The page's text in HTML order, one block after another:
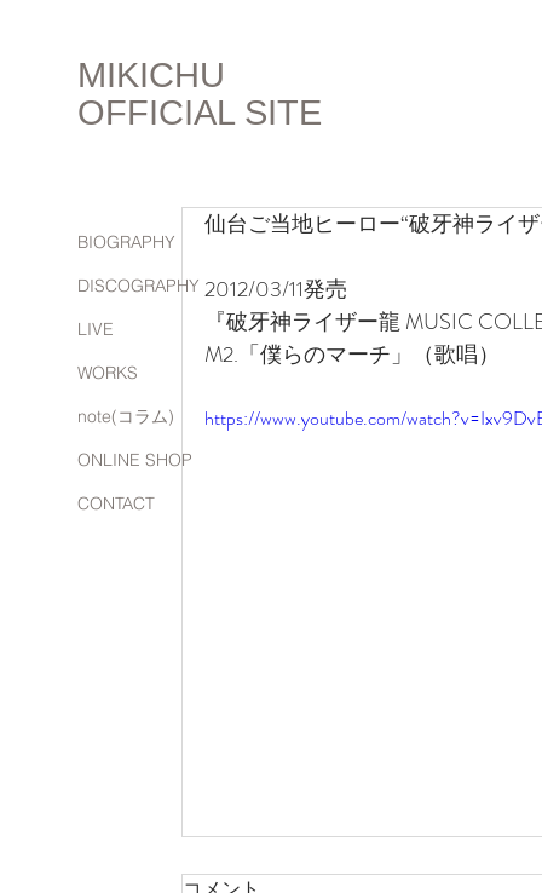
BIOGRAPHY
DISCOGRAPHY
LIVE
WORKS
note(コラム)
ONLINE SHOP
CONTACT
MIKICHU
OFFICIAL SITE
仙台ご当地ヒーロー“破牙神ライ
2012/03/11発売
『破牙神ライザー龍 MUSIC
M2.「僕らのマーチ」（歌唱）
https://www.youtube.com/
コメント